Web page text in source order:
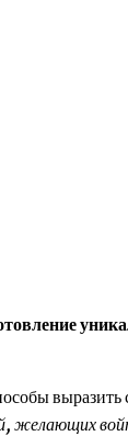
выразить
желающих